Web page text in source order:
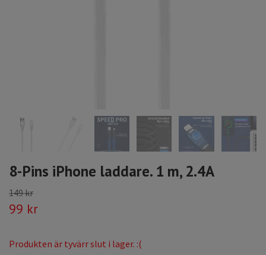
8-Pins iPhone laddare. 1 m, 2.4A
149 kr
99 kr
Produkten är tyvärr slut i lager. :(